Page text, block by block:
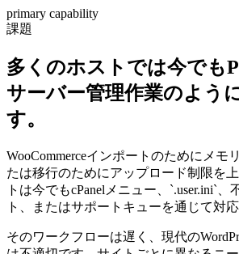
primary capability
課題
多くのホストでは今でも
サーバー管理作業のよう
す。
WooCommerceインポートのためにメモ
たは移行のためにアップロード制限を
トは今でもcPanelメニュー、`.user.ini`
ト、またはサポートキューを通じて対応
そのワークフローは遅く、現代の